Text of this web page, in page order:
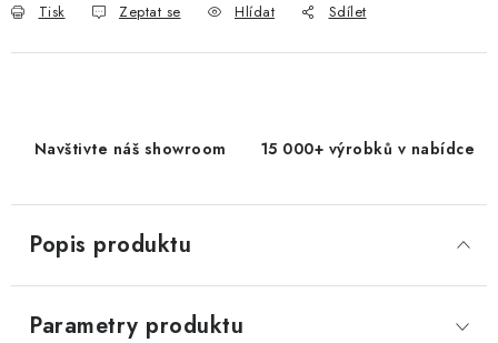
Tisk Zeptat se Hlídat Sdílet
Navštivte náš showroom 15 000+ výrobků v nabídce
Popis produktu
Parametry produktu